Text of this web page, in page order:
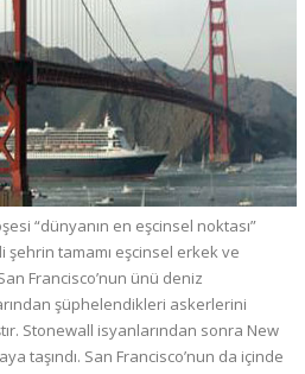
“dünyanın en eşcinsel noktası”
tamamı eşcinsel erkek ve
Francisco’nun ünü deniz
şüphelendikleri askerlerini
Stonewall isyanlarından sonra New
taşındı. San Francisco’nun da içinde